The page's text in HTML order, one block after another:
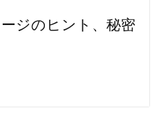
ジのヒント、秘密